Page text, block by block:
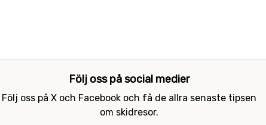
Följ oss på social medier
Följ oss på X och Facebook och få de allra senaste tipsen
om skidresor.